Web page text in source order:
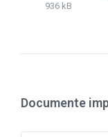
936 kB
Documente